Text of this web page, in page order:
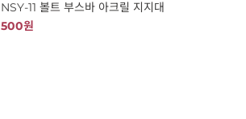
NSY-11 볼트 부스바 아크릴 지지대
500원